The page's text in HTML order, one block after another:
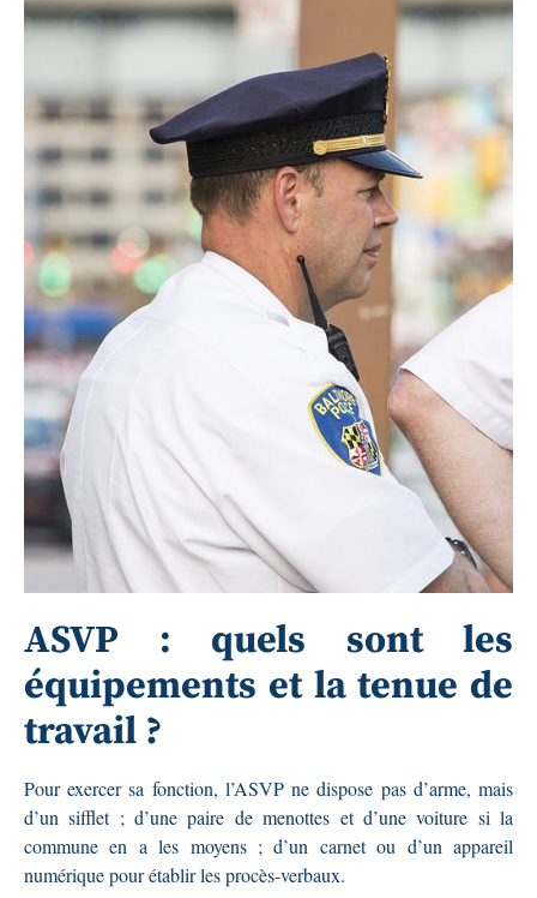
ASVP : quels sont les
équipements et la tenue de
travail ?
Pour exercer sa fonction, l’ASVP ne dispose pas d’arme, mais
d’un sifflet ; d’une paire de menottes et d’une voiture si la
commune en a les moyens ; d’un carnet ou d’un appareil
numérique pour établir les procès-verbaux.